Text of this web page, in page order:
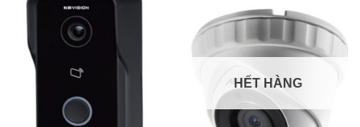
HẾT HÀNG